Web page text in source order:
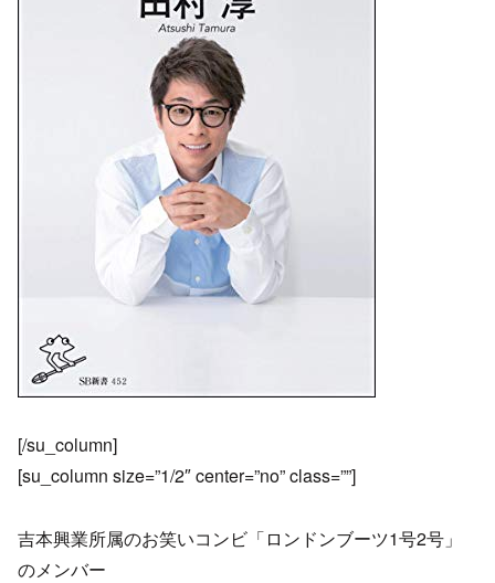
[/su_column]
[su_column size=”1/2″ center=”no” class=””]
吉本興業所属のお笑いコンビ「ロンドンブーツ1号2号」
のメンバー